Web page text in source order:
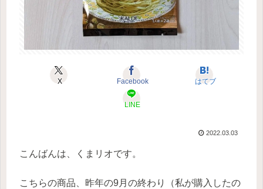
X Facebook はてブ
LINE
2022.03.03
こんばんは、くまリオです。
こちらの商品、昨年の9月の終わり（私が購入したの